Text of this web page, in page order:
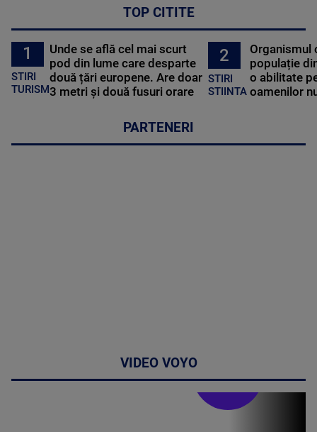
TOP CITITE
1
STIRI
TURISM
Unde se află cel mai scurt
pod din lume care desparte
două țări europene. Are doar
3 metri și două fusuri orare
2
STIRI
STIINTA
Organismul
populație
o abilitate
oamenilor
PARTENERI
VIDEO VOYO